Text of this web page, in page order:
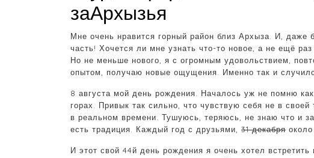
заАрхызья
Мне очень нравится горный район близ Архыза. И, даже
часть! Хочется ли мне узнать что-то новое, а не ещё
Но не меньше нового, я с огромным удовольствием,
опытом, получаю новые ощущения. Именно так и
8 августа мой день рождения. Началось уж не помню
горах. Привык так сильно, что чувствую себя не в
в реальном времени. Тушуюсь, теряюсь, не знаю что и
есть традиция. Каждый год с друзьями, 31 декабря
И этот свой 44й день рождения я очень хотел